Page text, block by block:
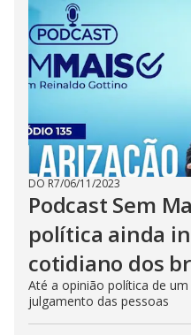
DO R7/06/11/2023
Podcast Sem
política ainda
cotidiano dos
Até a opinião política de
julgamento das pessoas